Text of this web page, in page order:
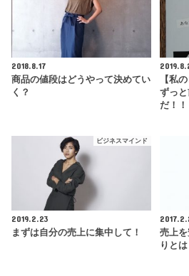
2018.8.17
商品の値段はどうやって決めてい
く？
【私
ずっ
だ！！
ビジネスマインド
2019.2.23
まずは自分の売上に集中して！
売上
りとは